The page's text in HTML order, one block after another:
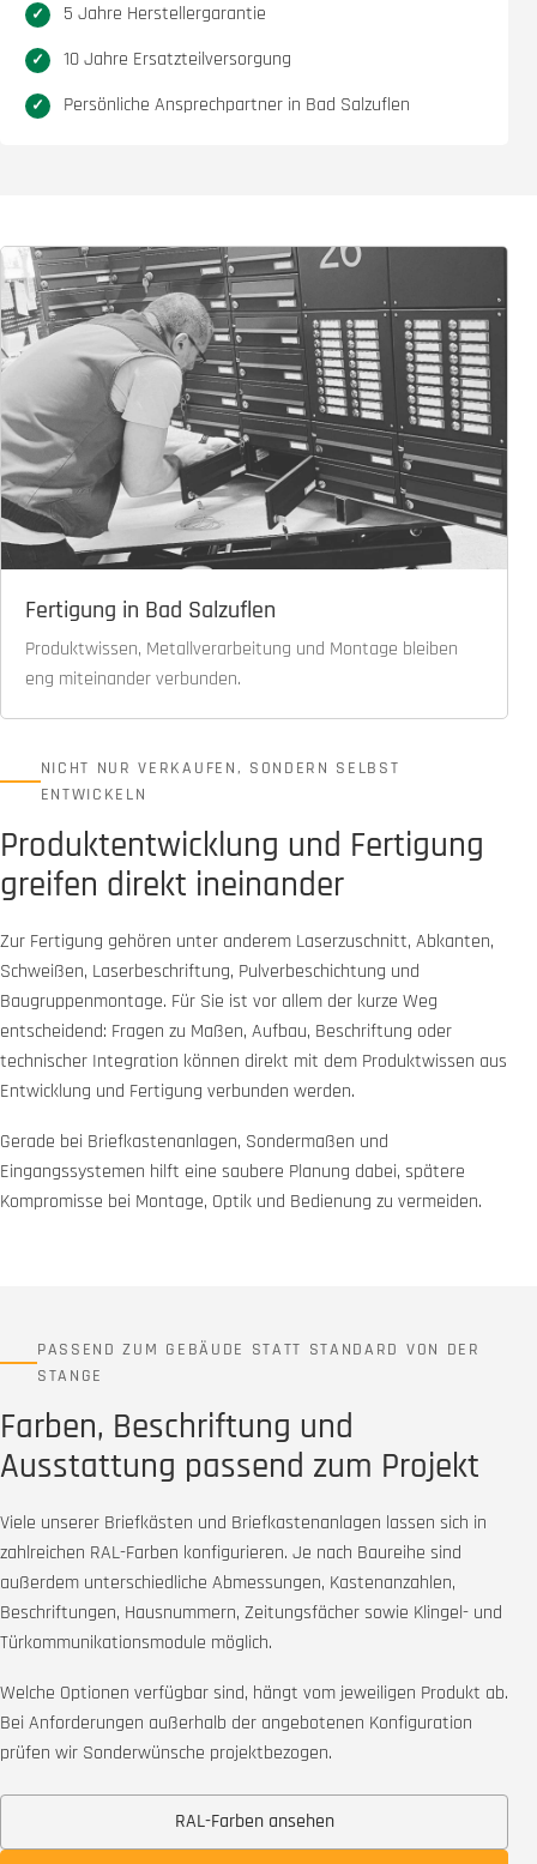
5 Jahre Herstellergarantie
10 Jahre Ersatzteilversorgung
Persönliche Ansprechpartner in Bad Salzuflen
Fertigung in Bad Salzuflen
Produktwissen, Metallverarbeitung und Montage bleiben
eng miteinander verbunden.
NICHT NUR VERKAUFEN, SONDERN SELBST
ENTWICKELN
Produktentwicklung und Fertigung
greifen direkt ineinander
Zur Fertigung gehören unter anderem Laserzuschnitt, Abkanten,
Schweißen, Laserbeschriftung, Pulverbeschichtung und
Baugruppenmontage. Für Sie ist vor allem der kurze Weg
entscheidend: Fragen zu Maßen, Aufbau, Beschriftung oder
technischer Integration können direkt mit dem Produktwissen aus
Entwicklung und Fertigung verbunden werden.
Gerade bei Briefkastenanlagen, Sondermaßen und
Eingangssystemen hilft eine saubere Planung dabei, spätere
Kompromisse bei Montage, Optik und Bedienung zu vermeiden.
PASSEND ZUM GEBÄUDE STATT STANDARD VON DER
STANGE
Farben, Beschriftung und
Ausstattung passend zum Projekt
Viele unserer Briefkästen und Briefkastenanlagen lassen sich in
zahlreichen RAL-Farben konfigurieren. Je nach Baureihe sind
außerdem unterschiedliche Abmessungen, Kastenanzahlen,
Beschriftungen, Hausnummern, Zeitungsfächer sowie Klingel- und
Türkommunikationsmodule möglich.
Welche Optionen verfügbar sind, hängt vom jeweiligen Produkt ab.
Bei Anforderungen außerhalb der angebotenen Konfiguration
prüfen wir Sonderwünsche projektbezogen.
RAL-Farben ansehen